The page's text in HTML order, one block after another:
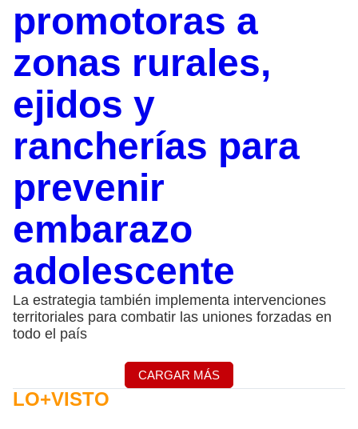
promotoras a
zonas rurales,
ejidos y
rancherías para
prevenir
embarazo
adolescente
La estrategia también implementa intervenciones
territoriales para combatir las uniones forzadas en
todo el país
CARGAR MÁS
LO+VISTO